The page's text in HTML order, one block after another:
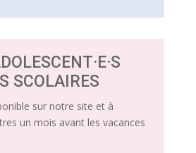
SCOLAIRES
sur notre site et à
un mois avant les vacances